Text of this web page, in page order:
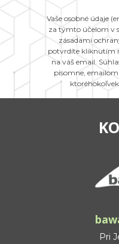
Vaše osobné údaje
za týmto účelom v
zásadami
potvrdíte kliknutím
na váš email.
písomne,
Pri